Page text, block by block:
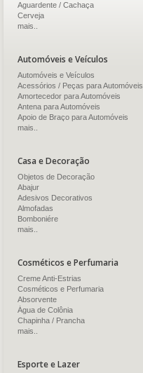
Aguardente / Cachaça
Cerveja
mais..
Automóveis e Veículos
Automóveis e Veículos
Acessórios / Peças para Automóveis
Amortecedor para Automóveis
Antena para Automóveis
Apoio de Braço para Automóveis
mais..
Casa e Decoração
Objetos de Decoração
Abajur
Adesivos Decorativos
Almofadas
Bomboniére
mais..
Cosméticos e Perfumaria
Creme Anti-Estrias
Cosméticos e Perfumaria
Absorvente
Água de Colônia
Chapinha / Prancha
mais..
Esporte e Lazer